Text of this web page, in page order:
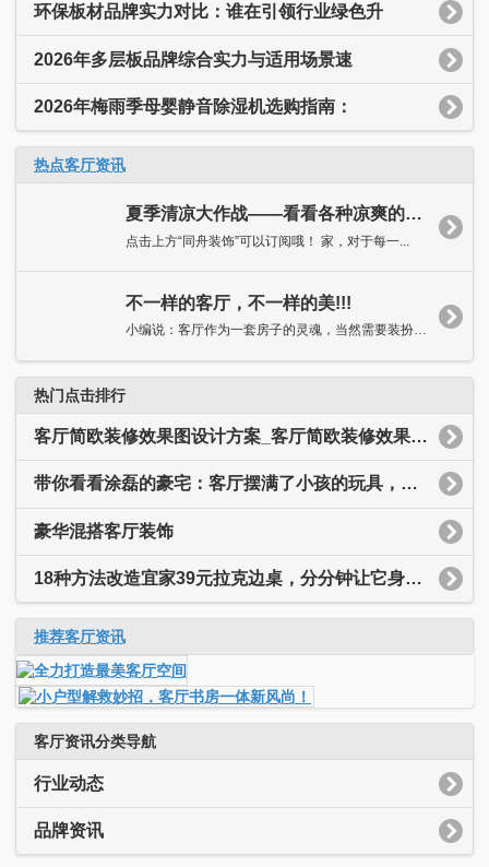
环保板材品牌实力对比：谁在引领行业绿色升
2026年多层板品牌综合实力与适用场景速
2026年梅雨季母婴静音除湿机选购指南：
热点客厅资讯
夏季清凉大作战——看看各种凉爽的客厅吧！
点击上方“同舟装饰”可以订阅哦！ 家，对于每一...
不一样的客厅，不一样的美!!!
小编说：客厅作为一套房子的灵魂，当然需要装扮得独具特色，抑或...
热门点击排行
客厅简欧装修效果图设计方案_客厅简欧装修效果图大全
带你看看涂磊的豪宅：客厅摆满了小孩的玩具，装修简约又温馨
豪华混搭客厅装饰
18种方法改造宜家39元拉克边桌，分分钟让它身价翻十倍
推荐客厅资讯
客厅资讯分类导航
行业动态
品牌资讯